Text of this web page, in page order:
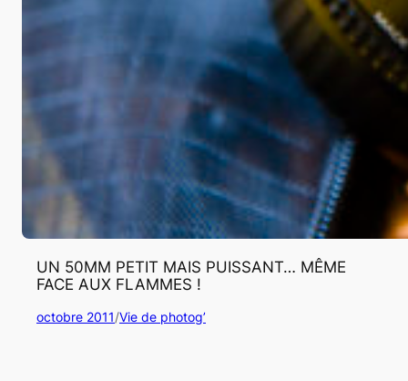
UN 50MM PETIT MAIS PUISSANT… MÊME
FACE AUX FLAMMES !
octobre 2011/Vie de photog’